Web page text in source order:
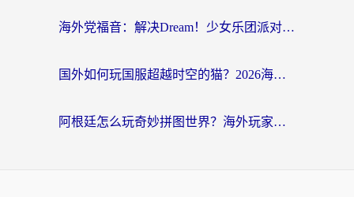
海外党福音：解决Dream！少女乐团派对！国外延迟的实用指南，附北美英国游戏加速方案
国外如何玩国服超越时空的猫？2026海外党必看的加速器选择指南
阿根廷怎么玩奇妙拼图世界？海外玩家国服游戏加速全攻略（附帕斯卡契约战舰少女解决方案）